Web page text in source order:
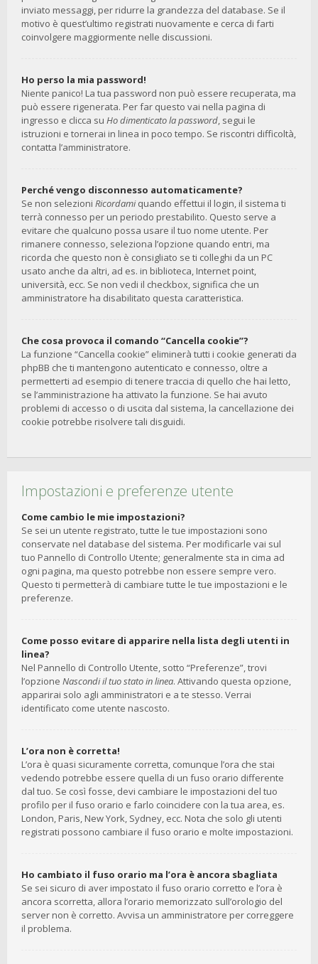
inviato messaggi, per ridurre la grandezza del database. Se il
motivo è quest’ultimo registrati nuovamente e cerca di farti
coinvolgere maggiormente nelle discussioni.
Ho perso la mia password!
Niente panico! La tua password non può essere recuperata, ma
può essere rigenerata. Per far questo vai nella pagina di
ingresso e clicca su Ho dimenticato la password, segui le
istruzioni e tornerai in linea in poco tempo. Se riscontri difficoltà,
contatta l’amministratore.
Perché vengo disconnesso automaticamente?
Se non selezioni Ricordamiquando effettui il login, il sistema ti
terrà connesso per un periodo prestabilito. Questo serve a
evitare che qualcuno possa usare il tuo nome utente. Per
rimanere connesso, seleziona l’opzione quando entri, ma
ricorda che questo non è consigliato se ti colleghi da un PC
usato anche da altri, ad es. in biblioteca, Internet point,
università, ecc. Se non vedi il checkbox, significa che un
amministratore ha disabilitato questa caratteristica.
Che cosa provoca il comando “Cancella cookie”?
La funzione “Cancella cookie” eliminerà tutti i cookie generati da
phpBB che ti mantengono autenticato e connesso, oltre a
permetterti ad esempio di tenere traccia di quello che hai letto,
se l’amministrazione ha attivato la funzione. Se hai avuto
problemi di accesso o di uscita dal sistema, la cancellazione dei
cookie potrebbe risolvere tali disguidi.
Impostazioni e preferenze utente
Come cambio le mie impostazioni?
Se sei un utente registrato, tutte le tue impostazioni sono
conservate nel database del sistema. Per modificarle vai sul
tuo Pannello di Controllo Utente; generalmente sta in cima ad
ogni pagina, ma questo potrebbe non essere sempre vero.
Questo ti permetterà di cambiare tutte le tue impostazioni e le
preferenze.
Come posso evitare di apparire nella lista degli utenti in
linea?
Nel Pannello di Controllo Utente, sotto “Preferenze”, trovi
l’opzione Nascondi il tuo stato in linea. Attivando questa opzione,
apparirai solo agli amministratori e a te stesso. Verrai
identificato come utente nascosto.
L’ora non è corretta!
L’ora è quasi sicuramente corretta, comunque l’ora che stai
vedendo potrebbe essere quella di un fuso orario differente
dal tuo. Se così fosse, devi cambiare le impostazioni del tuo
profilo per il fuso orario e farlo coincidere con la tua area, es.
London, Paris, New York, Sydney, ecc. Nota che solo gli utenti
registrati possono cambiare il fuso orario e molte impostazioni.
Ho cambiato il fuso orario ma l’ora è ancora sbagliata
Se sei sicuro di aver impostato il fuso orario corretto e l’ora è
ancora scorretta, allora l’orario memorizzato sull’orologio del
server non è corretto. Avvisa un amministratore per correggere
il problema.